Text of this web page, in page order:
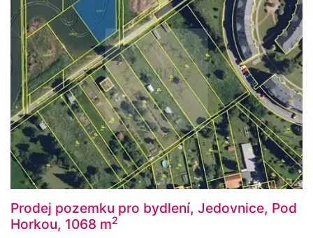
Prodej pozemku pro bydlení, Jedovnice, Pod
Horkou, 1068 m2